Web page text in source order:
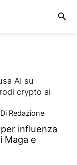
AI su
crypto ai
Redazione
influenza
Maga e